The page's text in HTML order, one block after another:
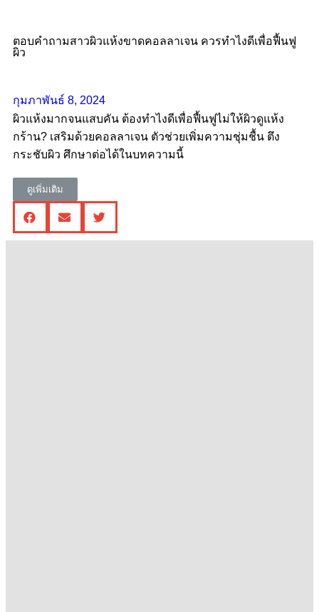
ตอบคำถามสาวผิวแห้งขาดคอลลาเจน ควรทําไงดีเพื่อฟื้นฟู
ผิว
กุมภาพันธ์ 8, 2024
ผิวแห้งมากจนแสบคัน ต้องทำไงดีเพื่อฟื้นฟูไม่ให้ผิวดูแห้ง
กร้าน? เสริมด้วยคอลลาเจน ตัวช่วยเพิ่มความชุ่มชื้น ตึง
กระชับผิว ศึกษาต่อได้ในบทความนี้
ดูเพิ่มเติม